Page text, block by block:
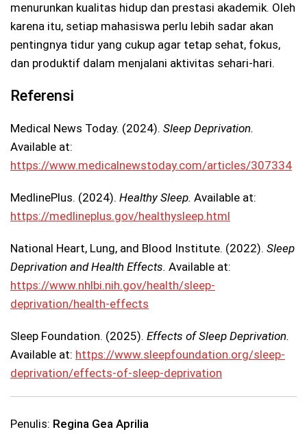
menurunkan kualitas hidup dan prestasi akademik. Oleh
karena itu, setiap mahasiswa perlu lebih sadar akan
pentingnya tidur yang cukup agar tetap sehat, fokus,
dan produktif dalam menjalani aktivitas sehari-hari.
Referensi
Medical News Today. (2024). Sleep Deprivation.
Available at:
https://www.medicalnewstoday.com/articles/307334
MedlinePlus. (2024). Healthy Sleep. Available at:
https://medlineplus.gov/healthysleep.html
National Heart, Lung, and Blood Institute. (2022). Sleep
Deprivation and Health Effects. Available at:
https://www.nhlbi.nih.gov/health/sleep-
deprivation/health-effects
Sleep Foundation. (2025). Effects of Sleep Deprivation.
Available at: https://www.sleepfoundation.org/sleep-
deprivation/effects-of-sleep-deprivation
Penulis: Regina Gea Aprilia